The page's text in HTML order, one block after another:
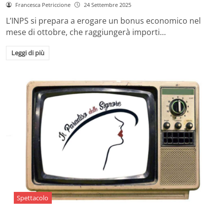
Francesca Petriccione 24 Settembre 2025
L’INPS si prepara a erogare un bonus economico nel
mese di ottobre, che raggiungerà importi…
Leggi di più
Spettacolo